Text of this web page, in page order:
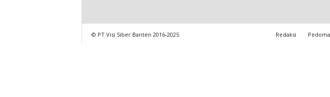
Redaksi
© PT Visi Siber Banten 2016-2025